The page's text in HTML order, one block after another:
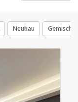
Neubau